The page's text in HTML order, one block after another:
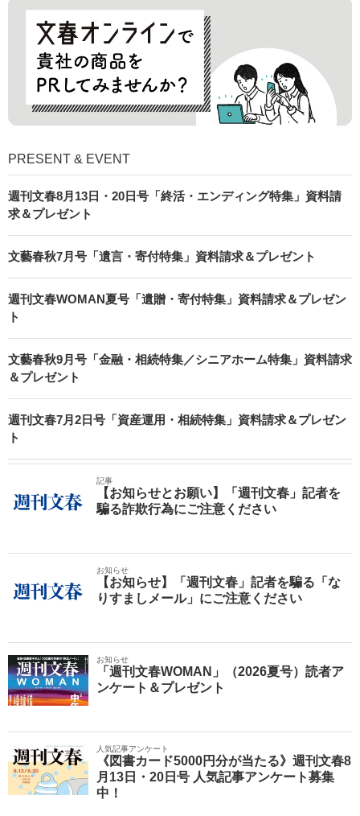
PRESENT & EVENT
週刊文春8月13日・20日号「終活・エンディング特集」資料請
求＆プレゼント
文藝春秋7月号「遺言・寄付特集」資料請求＆プレゼント
週刊文春WOMAN夏号「遺贈・寄付特集」資料請求＆プレゼン
ト
文藝春秋9月号「金融・相続特集／シニアホーム特集」資料請求
＆プレゼント
週刊文春7月2日号「資産運用・相続特集」資料請求＆プレゼン
ト
記事
【お知らせとお願い】「週刊文春」記者を
騙る詐欺行為にご注意ください
お知らせ
【お知らせ】「週刊文春」記者を騙る「な
りすましメール」にご注意ください
お知らせ
「週刊文春WOMAN」（2026夏号）読者ア
ンケート＆プレゼント
人気記事アンケート
《図書カード5000円分が当たる》週刊文春8
月13日・20日号 人気記事アンケート募集
中！